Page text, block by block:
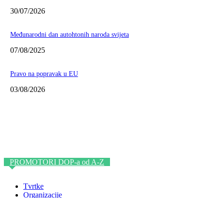
30/07/2026
Međunarodni dan autohtonih naroda svijeta
07/08/2025
Pravo na popravak u EU
03/08/2026
PROMOTORI DOP-a od A-Z
Tvrtke
Organizacije